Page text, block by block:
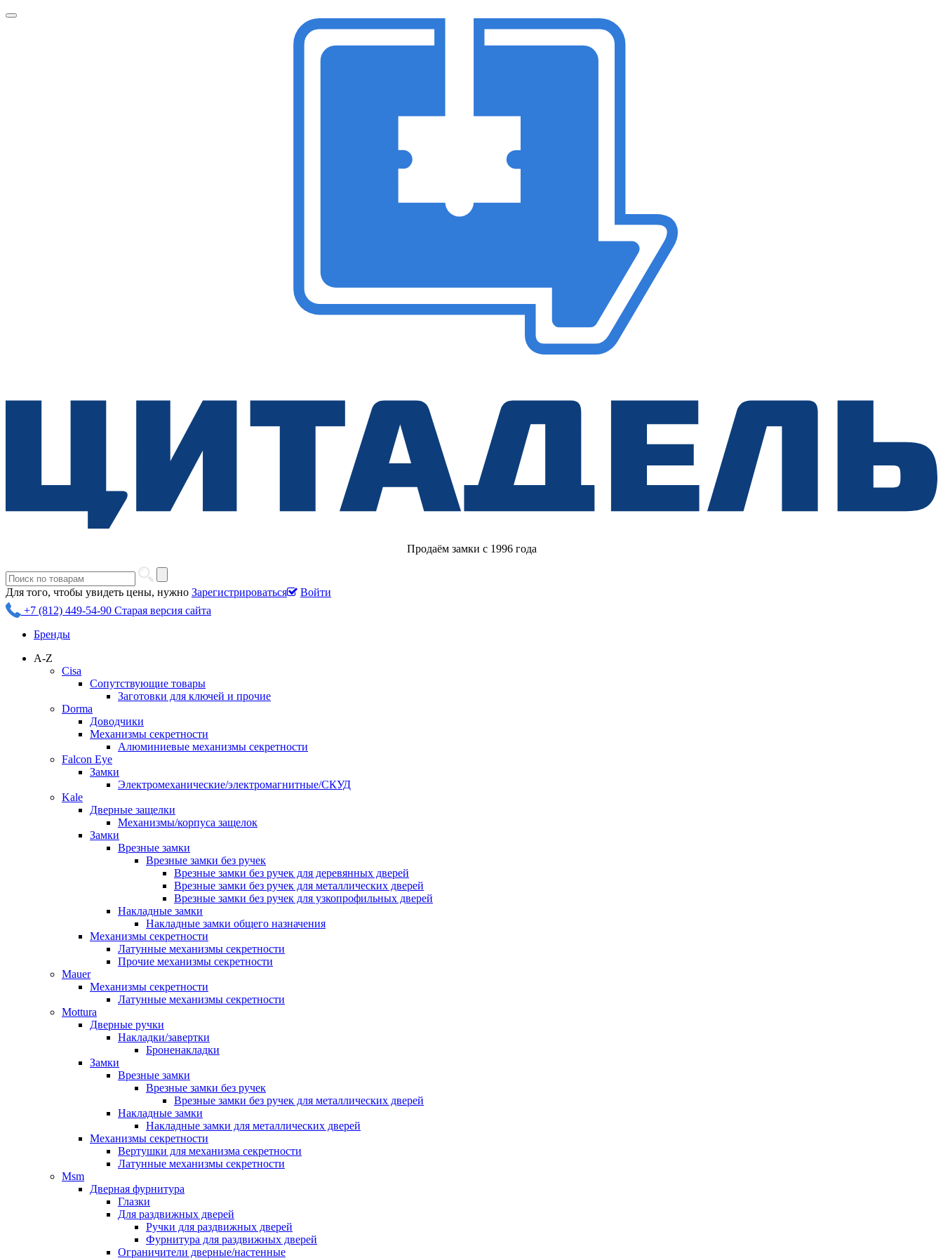
Продаём замки с 1996 года
Для того, чтобы увидеть цены, нужно Зарегистрироваться
Войти
+7 (812) 449-54-90 Старая версия сайта
Бренды
A-Z
Cisa
Сопутствующие товары
Заготовки для ключей и прочие
Dorma
Доводчики
Механизмы секретности
Алюминиевые механизмы секретности
Falcon Eye
Замки
Электромеханические/электромагнитные/СКУД
Kale
Дверные защелки
Механизмы/корпуса защелок
Замки
Врезные замки
Врезные замки без ручек
Врезные замки без ручек для деревянных дверей
Врезные замки без ручек для металлических дверей
Врезные замки без ручек для узкопрофильных дверей
Накладные замки
Накладные замки общего назначения
Механизмы секретности
Латунные механизмы секретности
Прочие механизмы секретности
Mauer
Механизмы секретности
Латунные механизмы секретности
Mottura
Дверные ручки
Накладки/завертки
Броненакладки
Замки
Врезные замки
Врезные замки без ручек
Врезные замки без ручек для металлических дверей
Накладные замки
Накладные замки для металлических дверей
Механизмы секретности
Вертушки для механизма секретности
Латунные механизмы секретности
Msm
Дверная фурнитура
Глазки
Для раздвижных дверей
Ручки для раздвижных дверей
Фурнитура для раздвижных дверей
Ограничители дверные/настенные